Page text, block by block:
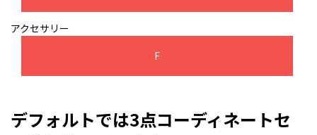
アクセサリー
F
デフォルトでは3点コーディネートセ